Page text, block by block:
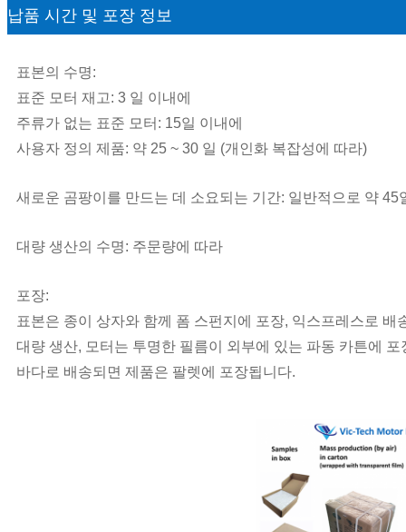
납품 시간 및 포장 정보
표본의 수명:
표준 모터 재고: 3 일 이내에
주류가 없는 표준 모터: 15일 이내에
사용자 정의 제품: 약 25 ~ 30 일 (개인화 복잡성에 따라)
새로운 곰팡이를 만드는 데 소요되는 기간: 일반적으로 약 45
대량 생산의 수명: 주문량에 따라
포장:
표본은 종이 상자와 함께 폼 스펀지에 포장, 익스프레스로 배
대량 생산, 모터는 투명한 필름이 외부에 있는 파동 카튼에 포
바다로 배송되면 제품은 팔렛에 포장됩니다.